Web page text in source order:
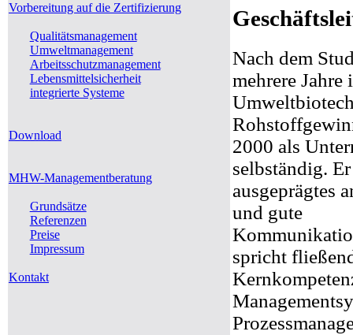
Vorbereitung auf die Zertifizierung
Qualitätsmanagement
Umweltmanagement
Arbeitsschutzmanagement
Lebensmittelsicherheit
integrierte Systeme
Download
MHW-Managementberatung
Grundsätze
Referenzen
Preise
Impressum
Kontakt
Nach dem
mehrere Jahre
2000 als
selbständig.
ausgeprägtes
und gute
spricht